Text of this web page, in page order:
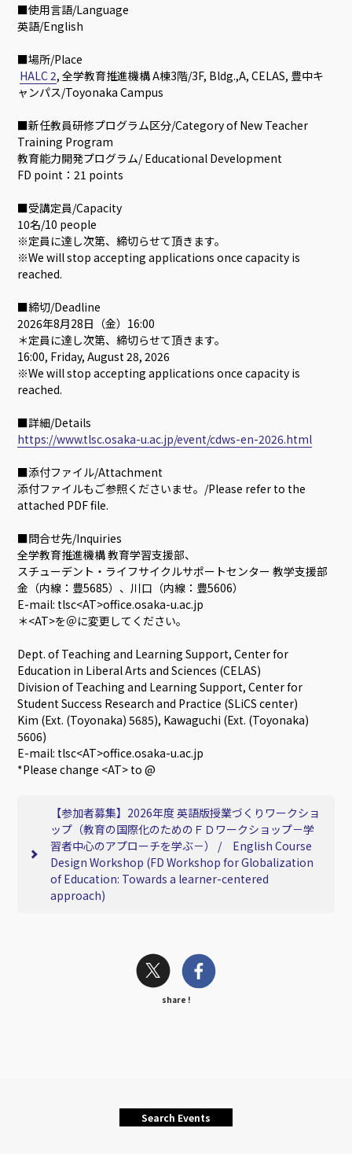
■使用言語/Language
英語/English
■場所/Place
HALC 2, 全学教育推進機構 A棟3階/3F, Bldg.,A, CELAS, 豊中キ
ャンパス/Toyonaka Campus
■新任教員研修プログラム区分/Category of New Teacher
Training Program
教育能力開発プログラム/ Educational Development
FD point：21 points
■受講定員/Capacity
10名/10 people
※定員に達し次第、締切らせて頂きます。
※We will stop accepting applications once capacity is
reached.
■締切/Deadline
2026年8月28日（金）16:00
＊定員に達し次第、締切らせて頂きます。
16:00, Friday, August 28, 2026
※We will stop accepting applications once capacity is
reached.
■詳細/Details
https://www.tlsc.osaka-u.ac.jp/event/cdws-en-2026.html
■添付ファイル/Attachment
添付ファイルもご参照くださいませ。/Please refer to the
attached PDF file.
■問合せ先/Inquiries
全学教育推進機構 教育学習支援部、
スチューデント・ライフサイクルサポートセンター 教学支援部
金（内線：豊5685）、川口（内線：豊5606）
E-mail: tlsc<AT>office.osaka-u.ac.jp
＊<AT>を＠に変更してください。
Dept. of Teaching and Learning Support, Center for
Education in Liberal Arts and Sciences (CELAS)
Division of Teaching and Learning Support, Center for
Student Success Research and Practice (SLiCS center)
Kim (Ext. (Toyonaka) 5685), Kawaguchi (Ext. (Toyonaka)
5606)
E-mail: tlsc<AT>office.osaka-u.ac.jp
*Please change <AT> to @
【参加者募集】2026年度 英語版授業づくりワークショ
ップ（教育の国際化のためのＦＤワークショップ－学
習者中心のアプローチを学ぶ－） / English Course
Design Workshop (FD Workshop for Globalization
of Education: Towards a learner-centered
approach)
share !
Search Events